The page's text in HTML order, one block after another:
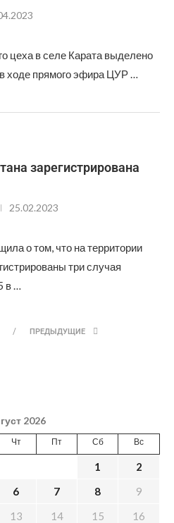
цеха в селе Карата выделено
ходе прямого эфира ЦУР …
зарегистрирована
25.02.2023
о том, что на территории
три случая
в …
ПРЕДЫДУЩИЕ
2026
Чт Пт Сб Вс
1
2
6 7 8
9
13 14 15
16